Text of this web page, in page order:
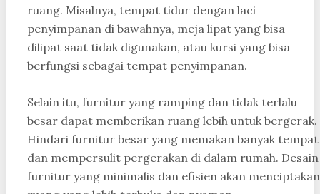
ruang. Misalnya, tempat tidur dengan laci
penyimpanan di bawahnya, meja lipat yang bisa
dilipat saat tidak digunakan, atau kursi yang bisa
berfungsi sebagai tempat penyimpanan.
Selain itu, furnitur yang ramping dan tidak terlalu
besar dapat memberikan ruang lebih untuk bergerak.
Hindari furnitur besar yang memakan banyak tempat
dan mempersulit pergerakan di dalam rumah. Desain
furnitur yang minimalis dan efisien akan menciptakan